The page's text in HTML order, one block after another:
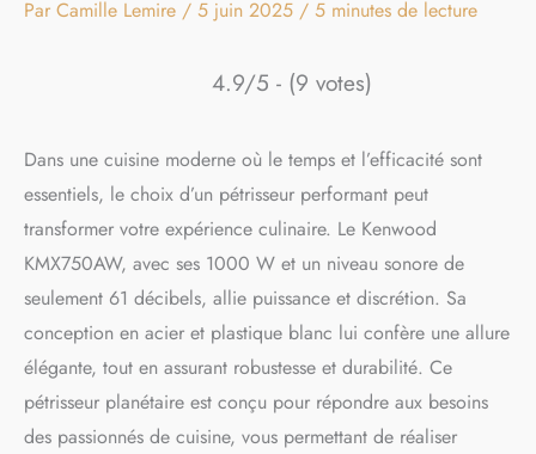
Par Camille Lemire / 5 juin 2025 / 5 minutes de lecture
4.9/5 - (9 votes)
Dans une cuisine moderne où le temps et l’efficacité sont
essentiels, le choix d’un pétrisseur performant peut
transformer votre expérience culinaire. Le Kenwood
KMX750AW, avec ses 1000 W et un niveau sonore de
seulement 61 décibels, allie puissance et discrétion. Sa
conception en acier et plastique blanc lui confère une allure
élégante, tout en assurant robustesse et durabilité. Ce
pétrisseur planétaire est conçu pour répondre aux besoins
des passionnés de cuisine, vous permettant de réaliser